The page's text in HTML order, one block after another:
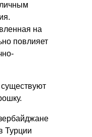
на
повлияет
Турции